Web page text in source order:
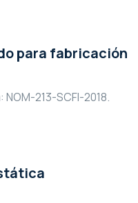
para fabricación
213-SCFI-2018.